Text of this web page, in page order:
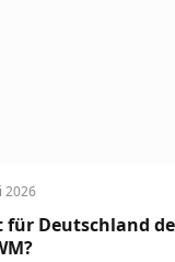
2026
für Deutschland